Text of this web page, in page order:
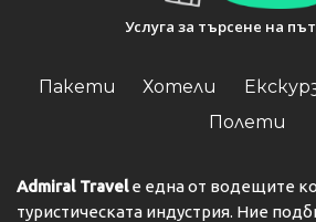
Услуга за търсене на
Пакети Хотели
Полети
Admiral Travelе една от водещите
туристическата индустрия. Ние